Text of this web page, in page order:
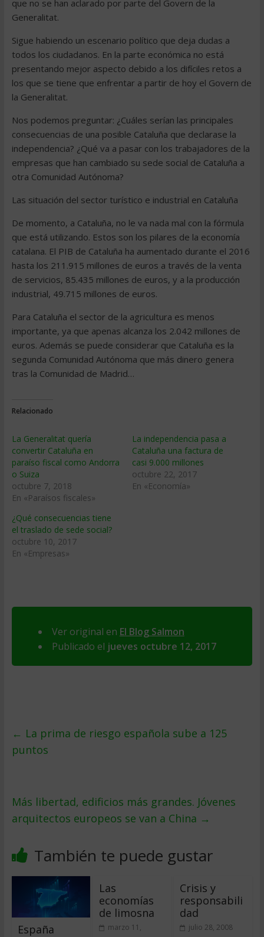
que no se han aclarado por parte del Govern de la
Generalitat.
Sigue habiendo un escenario político que deja dudas a
todos los ciudadanos. En la parte económica no está
presentando mejor aspecto debido a los difíciles retos a
los que se tiene que enfrentar a partir de hoy el Govern de
la Generalitat.
Nos podemos preguntar: ¿Cuáles serían las principales
consecuencias de una posible Cataluña que declarase la
independencia? ¿Qué va a pasar con los trabajadores de la
empresas que han cambiado su sede social de Cataluña a
otra Comunidad Autónoma?
Las situación del sector turístico e industrial en Cataluña
De momento, a Cataluña, no le va nada mal con la fórmula
que está utilizando. Estos son los pilares de la economía
catalana. El PIB de Cataluña ha aumentado durante el 2016
hasta los 211.915 millones de euros a través de la venta
de servicios, 85.435 millones de euros, y a la producción
industrial, 49.715 millones de euros.
Para Cataluña el sector de la agricultura es menos
importante, ya que apenas alcanza los 2.042 millones de
euros. Además se puede considerar que Cataluña es la
segunda Comunidad Autónoma que más dinero genera
tras la Comunidad de Madrid…
Relacionado
La Generalitat quería
convertir Cataluña en
paraíso fiscal como Andorra
o Suiza
octubre 7, 2018
En «Paraísos fiscales»
La independencia pasa a
Cataluña una factura de
casi 9.000 millones
octubre 22, 2017
En «Economía»
¿Qué consecuencias tiene
el traslado de sede social?
octubre 10, 2017
En «Empresas»
Ver original en El Blog Salmon
Publicado el jueves octubre 12, 2017
← La prima de riesgo española sube a 125
puntos
Más libertad, edificios más grandes. Jóvenes
arquitectos europeos se van a China →
También te puede gustar
España
Las
economías
de limosna
marzo 11,
Crisis y
responsabili
dad
julio 28, 2008